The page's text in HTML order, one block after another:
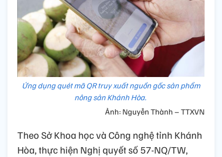
Ứng dụng quét mã QR truy xuất nguồn gốc sản phẩm
nông sản Khánh Hòa.
Ảnh: Nguyễn Thành – TTXVN
Theo Sở Khoa học và Công nghệ tỉnh Khánh
Hòa, thực hiện Nghị quyết số 57-NQ/TW,